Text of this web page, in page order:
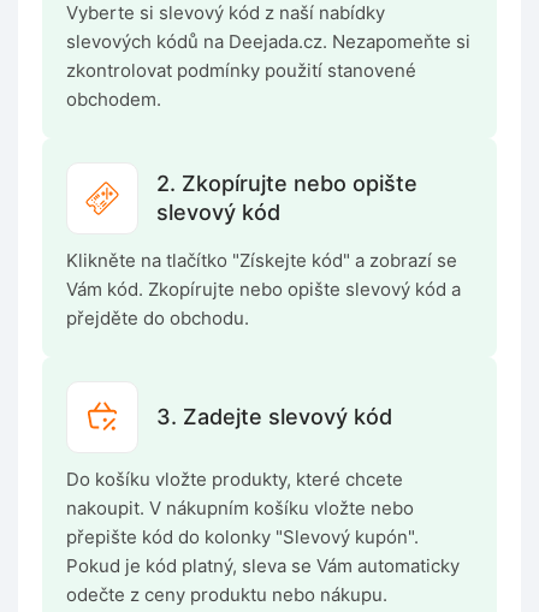
Vyberte si slevový kód z naší nabídky
slevových kódů na Deejada.cz. Nezapomeňte si
zkontrolovat podmínky použití stanovené
obchodem.
2. Zkopírujte nebo opište
slevový kód
Klikněte na tlačítko "Získejte kód" a zobrazí se
Vám kód. Zkopírujte nebo opište slevový kód a
přejděte do obchodu.
3. Zadejte slevový kód
Do košíku vložte produkty, které chcete
nakoupit. V nákupním košíku vložte nebo
přepište kód do kolonky "Slevový kupón".
Pokud je kód platný, sleva se Vám automaticky
odečte z ceny produktu nebo nákupu.